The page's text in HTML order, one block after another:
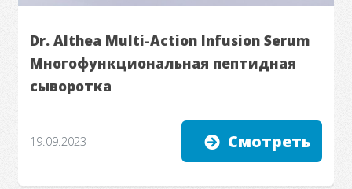
Dr. Althea Multi-Action Infusion Serum
Многофункциональная пептидная
сыворотка
19.09.2023 Смотреть